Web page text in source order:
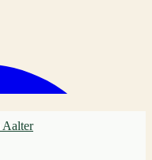
Aalter